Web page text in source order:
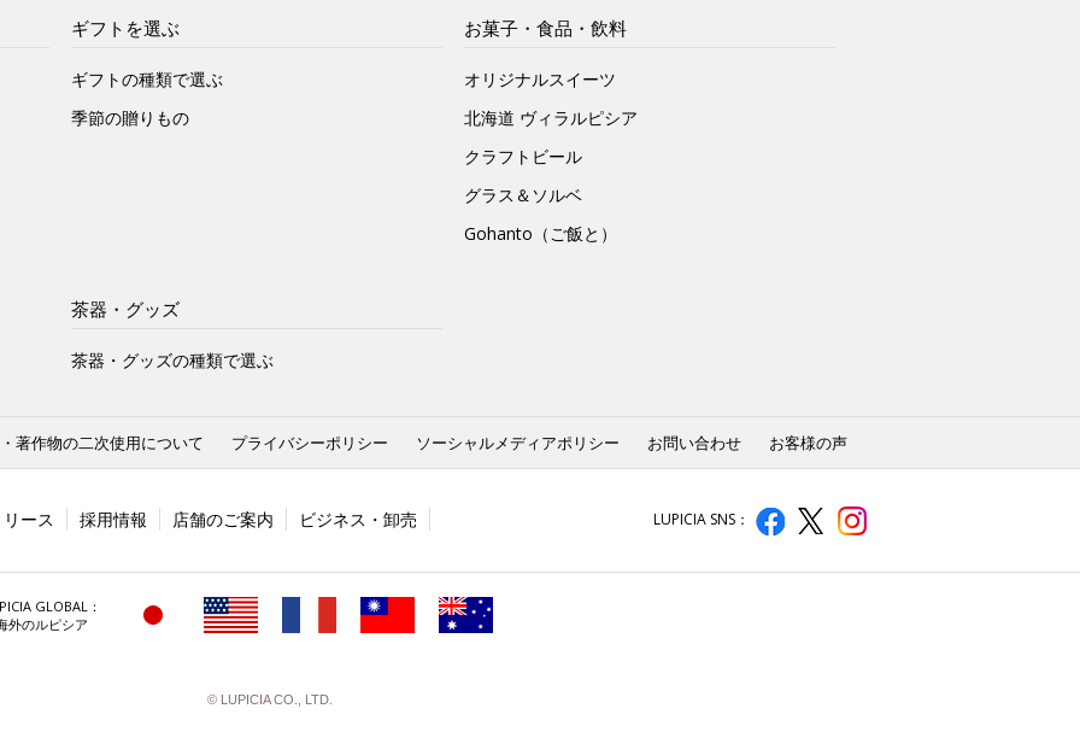
ギフトを選ぶ
ギフトの種類で選ぶ
季節の贈りもの
お菓子・食品・飲料
オリジナルスイーツ
北海道 ヴィラルピシア
クラフトビール
グラス＆ソルベ
Gohanto（ご飯と）
茶器・グッズ
茶器・グッズの種類で選ぶ
著作物の二次使用について プライバシーポリシー ソーシャルメディアポリシー お問い合わせ お客様の声
ース 採用情報 店舗のご案内 ビジネス・卸売 LUPICIA SNS：
GLOBAL：
外のルピシア
© LUPICIA CO., LTD.